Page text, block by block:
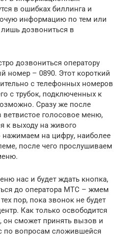
в ошибках биллинга и
информацию по тем или
дозвониться в
дозвониться оператору
номер – 0890. Этот короткий
с телефонных номеров
с трубок, подключенных к
Сразу же после
голосовое меню,
к выходу на живого
нажимаем на цифру, наиболее
после чего прослушиваем
нас и будет ждать кнопка,
до оператора МТС – жмем
пор, пока звонок не будет
Как только освободится
он сможет принять вызов и
по вопросам сложившейся